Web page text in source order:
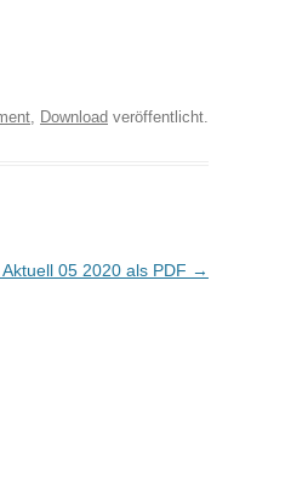
, Download veröffentlicht.
05 2020 als PDF →